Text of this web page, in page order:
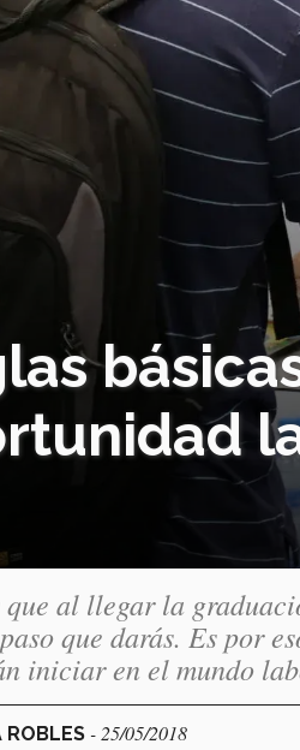
que al llegar la
que darás. Es por
iniciar en el mundo
ROBLES - 25/05/2018